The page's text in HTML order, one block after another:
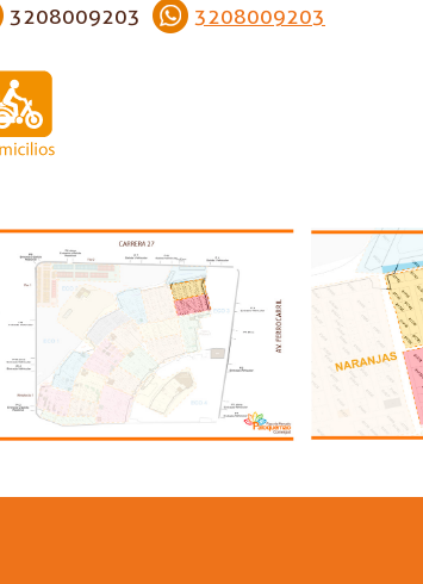
3208009203 3208009203